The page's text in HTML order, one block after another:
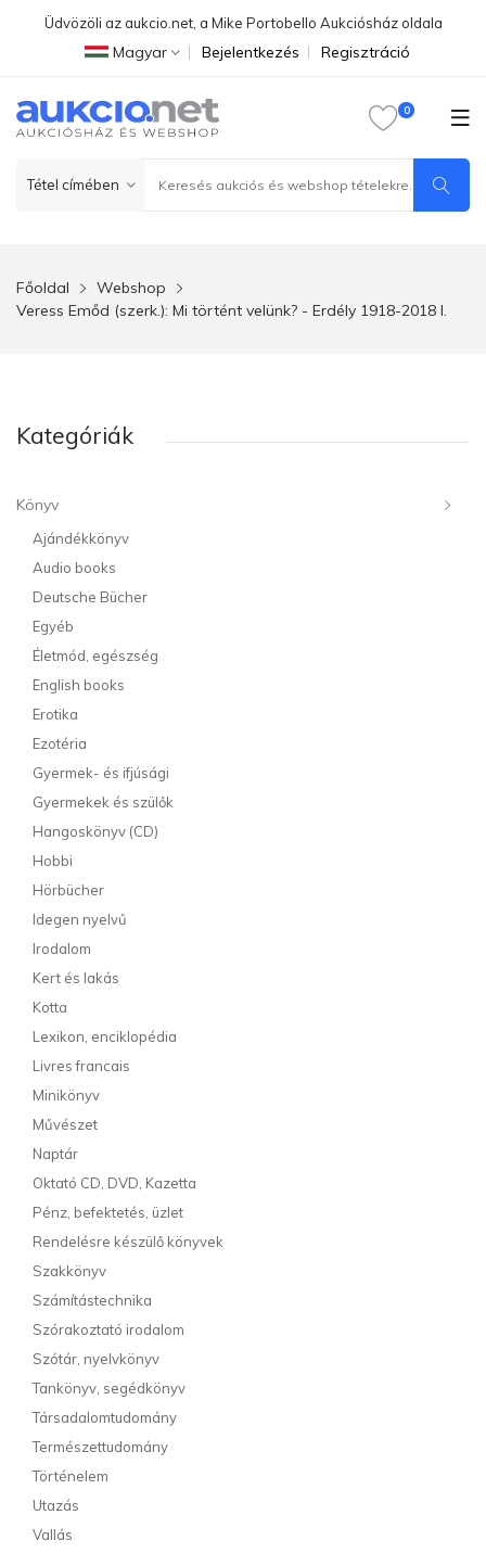
Üdvözöli az aukcio.net, a Mike Portobello Aukciósház oldala
Magyar Bejelentkezés Regisztráció
Főoldal
Webshop
Veress Emőd (szerk.): Mi történt velünk? - Erdély 1918-2018 I.
Kategóriák
Könyv
Ajándékkönyv
Audio books
Deutsche Bücher
Egyéb
Életmód, egészség
English books
Erotika
Ezotéria
Gyermek- és ifjúsági
Gyermekek és szülők
Hangoskönyv (CD)
Hobbi
Hörbücher
Idegen nyelvű
Irodalom
Kert és lakás
Kotta
Lexikon, enciklopédia
Livres francais
Minikönyv
Művészet
Naptár
Oktató CD, DVD, Kazetta
Pénz, befektetés, üzlet
Rendelésre készülő könyvek
Szakkönyv
Számítástechnika
Szórakoztató irodalom
Szótár, nyelvkönyv
Tankönyv, segédkönyv
Társadalomtudomány
Természettudomány
Történelem
Utazás
Vallás